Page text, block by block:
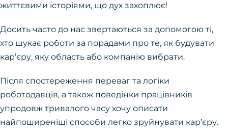
життєвими історіями, що дух захоплює!
Досить часто до нас звертаються за допомогою ті,
хто шукає роботи за порадами про те, як будувати
кар’єру, яку область або компанію вибрати.
Після спостереження переваг та логіки
роботодавців, а також поведінки працівників
упродовж тривалого часу хочу описати
найпоширеніші способи легко зруйнувати кар’єру.